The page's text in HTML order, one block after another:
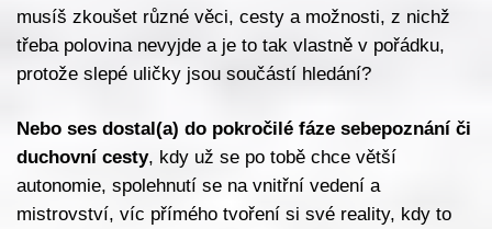
musíš zkoušet různé věci, cesty a možnosti, z nichž
třeba polovina nevyjde a je to tak vlastně v pořádku,
protože slepé uličky jsou součástí hledání?
Nebo ses dostal(a) do pokročilé fáze sebepoznání či
duchovní cesty, kdy už se po tobě chce větší
autonomie, spolehnutí se na vnitřní vedení a
mistrovství, víc přímého tvoření si své reality, kdy to